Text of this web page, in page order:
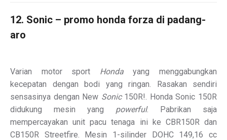
12. Sonic – promo honda forza di padang-
aro
Varian motor sport Hondayang menggabungkan
kecepatan dengan bodi yang ringan. Rasakan sendiri
sensasinya dengan New Sonic150R!
. Honda Sonic 150R
didukung mesin yang powerful. Pabrikan saja
mempercayakan unit pacu tenaga ini ke CBR150R dan
CB150R Streetfire. Mesin 1-silinder DOHC 149,16 cc